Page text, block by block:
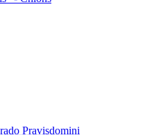
Pravisdomini